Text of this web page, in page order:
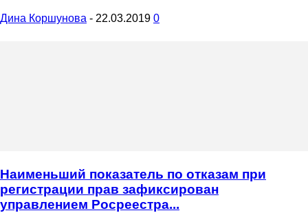
Дина Коршунова - 22.03.2019 0
Наименьший показатель по отказам при
регистрации прав зафиксирован
управлением Росреестра...